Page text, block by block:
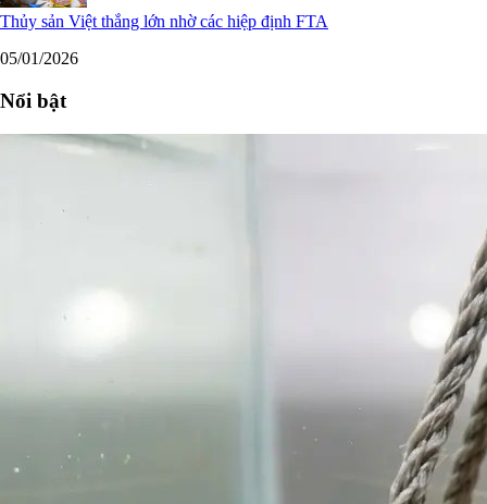
Thủy sản Việt thắng lớn nhờ các hiệp định FTA
05/01/2026
Nổi bật